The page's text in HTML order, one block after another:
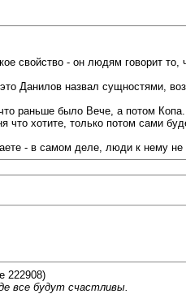
свойство - он людям говорит
Данилов назвал сущностями,
раньше было Вече, а потом
что хотите, только потом сами
- в самом деле, люди к нему
222908)
все будут счастливы.